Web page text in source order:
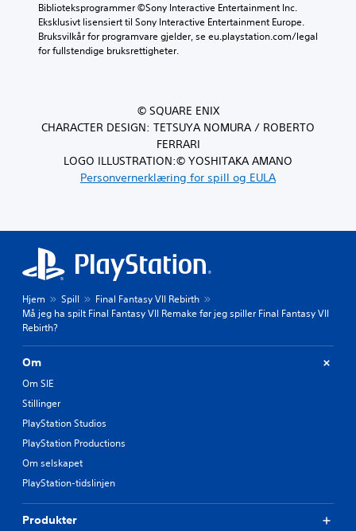
Biblioteksprogrammer ©Sony Interactive Entertainment Inc.
Eksklusivt lisensiert til Sony Interactive Entertainment Europe.
Bruksvilkår for programvare gjelder, se eu.playstation.com/legal
for fullstendige bruksrettigheter.
© SQUARE ENIX
CHARACTER DESIGN: TETSUYA NOMURA / ROBERTO
FERRARI
LOGO ILLUSTRATION:© YOSHITAKA AMANO
Personvernerklæring for spill og EULA
Hjem Spill
Final Fantasy VII Rebirth
Må jeg ha spilt Final Fantasy VII Remake før jeg spiller Final Fantasy VII
Rebirth?
Om
Om SIE
Stillinger
PlayStation Studios
PlayStation Productions
Om selskapet
PlayStation-tidslinjen
Produkter